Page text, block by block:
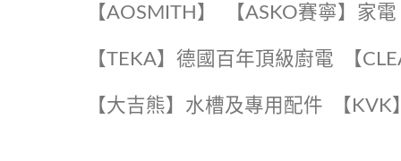
【AOSMITH】 【ASKO賽寧】家電
️【TEKA】️德國百年頂級廚電 【
【大吉熊】水槽及專用配件 【